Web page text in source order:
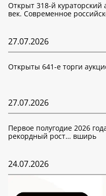
Открыт 318-й кураторский
век. Современное
27.07.2026
Открыты 641-е торги
27.07.2026
Первое полугодие 2026
рекордный рост… вширь
24.07.2026